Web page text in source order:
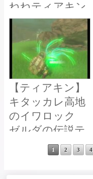
ねねティアキン
伝説#1【 桃鈴ね
ね / ホロライブ
【ティアキン】
キタッカレ高地
のイワロック
ゼルダの伝説テ
ィアーズ オブザ
キングダム #ゼ
1 2 3 4